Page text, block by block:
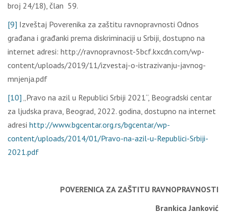
broj 24/18), član 59.
[9] Izveštaj Poverenika za zaštitu ravnopravnosti Odnos
građana i građanki prema diskriminaciji u Srbiji, dostupno na
internet adresi: http://ravnopravnost-5bcf.kxcdn.com/wp-
content/uploads/2019/11/izvestaj-o-istrazivanju-javnog-
mnjenja.pdf
[10] „Pravo na azil u Republici Srbiji 2021“, Beogradski centar
za ljudska prava, Beograd, 2022. godina, dostupno na internet
adresi http://www.bgcentar.org.rs/bgcentar/wp-
content/uploads/2014/01/Pravo-na-azil-u-Republici-Srbiji-
2021.pdf
POVERENICA ZA ZAŠTITU RAVNOPRAVNOSTI
Brankica Janković